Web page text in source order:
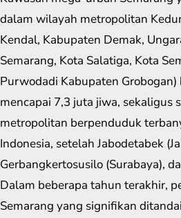
dalam wilayah metropolitan
Kendal, Kabupaten Demak,
Semarang, Kota Salatiga, Kota
Purwodadi Kabupaten
mencapai 7,3 juta jiwa, sekaligus
metropolitan berpenduduk
Indonesia, setelah Jabodetabek
Gerbangkertosusilo (Surabaya),
Dalam beberapa tahun terakhir,
Semarang yang signifikan